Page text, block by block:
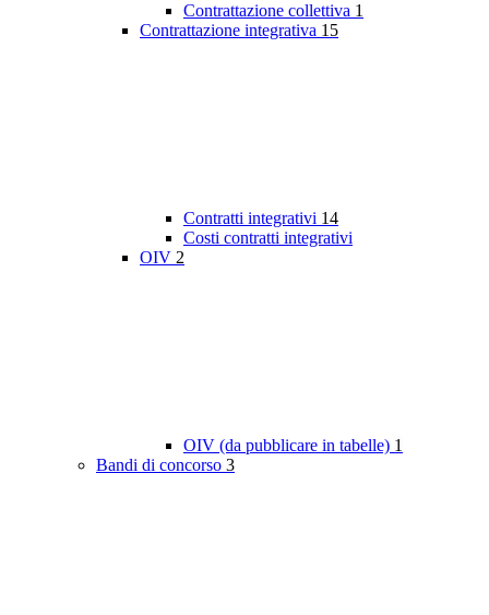
Contrattazione collettiva 1
Contrattazione integrativa 15
Contratti integrativi 14
Costi contratti integrativi
OIV 2
OIV (da pubblicare in tabelle) 1
Bandi di concorso 3